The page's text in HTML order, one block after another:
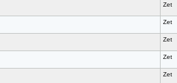
Zet
Zet
Zet
Zet
Zet